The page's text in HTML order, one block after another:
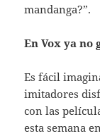
mandanga?”.
En Vox ya no
Es fácil
imitadores
con las
esta semana